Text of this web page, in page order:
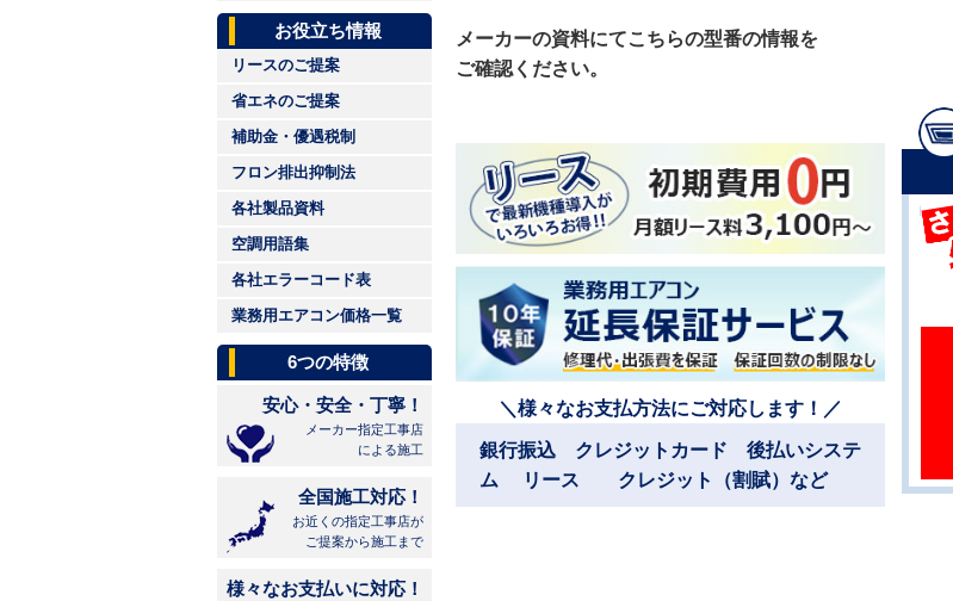
お役立ち情報
リースのご提案
省エネのご提案
補助金・優遇税制
フロン排出抑制法
各社製品資料
空調用語集
各社エラーコード表
業務用エアコン価格一覧
6つの特徴
安心・安全・丁寧！
メーカー指定工事店
による施工
全国施工対応！
お近くの指定工事店が
ご提案から施工まで
様々なお支払いに対応！
メーカーの資料にてこちらの型番の情報を
ご確認ください。
＼様々なお支払方法にご対応します！／
銀行振込 クレジットカード 後払いシステ
ム リース クレジット（割賦）など